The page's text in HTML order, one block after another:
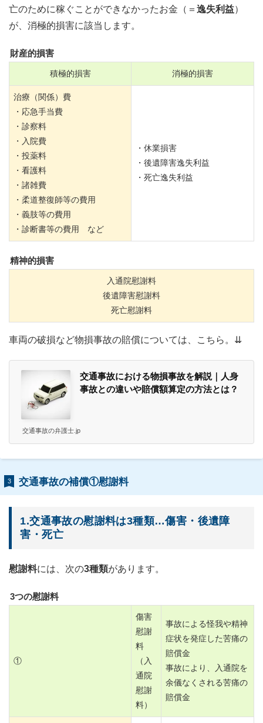
亡のために稼ぐことができなかったお金（＝ 逸失利益）
が、消極的損害に該当します。
財産的損害
積極的損害 消極的損害
治療（関係）費
・応急手当費
・診察料
・入院費
・投薬料
・看護料
・諸雑費
・柔道整復師等の費用
・義肢等の費用
・診断書等の費用 など
・休業損害
・後遺障害逸失利益
・死亡逸失利益
精神的損害
入通院慰謝料
後遺障害慰謝料
死亡慰謝料
車両の破損など物損事故の賠償については、こちら。⇊
交通事故における物損事故を解説｜人身
事故との違いや賠償額算定の方法とは？
交通事故の弁護士.jp
3 交通事故の補償①慰謝料
1.交通事故の慰謝料は3種類…傷害・後遺障
害・死亡
慰謝料には、次の3種類があります。
3つの慰謝料
①
傷害
慰謝
料
（入
通院
慰謝
料）
事故による怪我や精神
症状を発症した苦痛の
賠償金
事故により、入通院を
余儀なくされる苦痛の
賠償金